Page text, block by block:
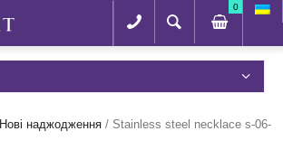
0
Нові наджодження / Stainless steel necklace s-06-